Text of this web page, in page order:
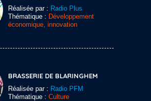
Réalisée par : Radio Plus
Thématique : Développement
économique, innovation
BRASSERIE DE BLARINGHEM
Réalisée par : Radio PFM
Thématique : Culture